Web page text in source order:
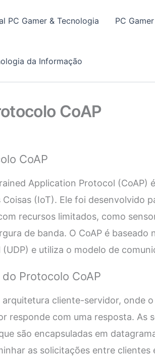
PC Gamer & Tecnologia PC Gamer
da Informação
CoAP
CoAP
Application Protocol (CoAP)
(IoT). Ele foi desenvolvido
recursos limitados, como
de banda. O CoAP é
e utiliza o modelo de
Protocolo CoAP
arquitetura cliente-servidor, onde
responde com uma resposta. As
são encapsuladas em
as solicitações entre clientes